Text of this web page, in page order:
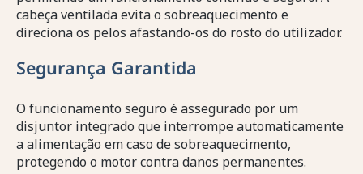
cabeça ventilada evita o sobreaquecimento e
direciona os pelos afastando-os do rosto do utilizador.
Segurança Garantida
O funcionamento seguro é assegurado por um
disjuntor integrado que interrompe automaticamente
a alimentação em caso de sobreaquecimento,
protegendo o motor contra danos permanentes.